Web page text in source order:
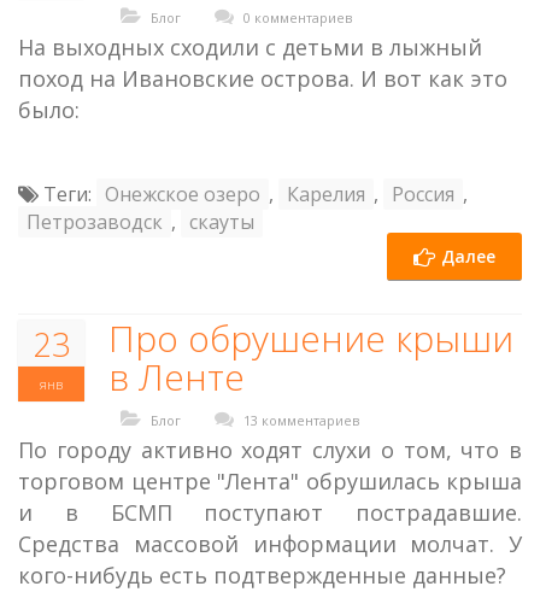
Блог 0 комментариев
На выходных сходили с детьми в лыжный
поход на Ивановские острова. И вот как это
было:
Теги: Онежское озеро , Карелия , Россия ,
Петрозаводск , скауты
Далее
23
янв
Про обрушение крыши
в Ленте
Блог 13 комментариев
По городу активно ходят слухи о том, что в
торговом центре "Лента" обрушилась крыша
и в БСМП поступают пострадавшие.
Средства массовой информации молчат. У
кого-нибудь есть подтвержденные данные?